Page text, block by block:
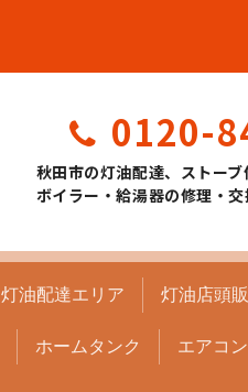
0120-
秋田市の灯油配達、ストーブ
ボイラー・給湯器の修理・
灯油配達エリア 灯油店頭
ホームタンク エアコ